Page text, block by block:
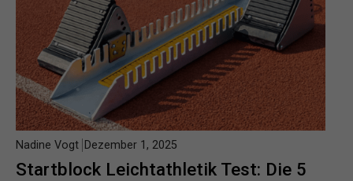
Startblock Leichtathletik Test: Die 5
Nadine Vogt Dezember 1, 2025